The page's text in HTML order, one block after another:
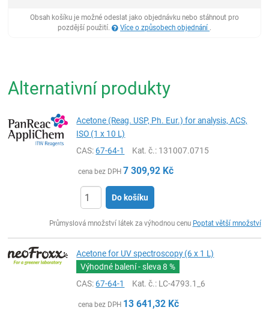
Obsah košíku je možné odeslat jako objednávku nebo stáhnout pro
pozdější použití.
Více o způsobech objednání .
Alternativní produkty
Acetone (Reag. USP, Ph. Eur.) for analysis, ACS,
ISO (1 x 10 L)
CAS:67-64-1 Kat. č.: 131007.0715
cena bez DPH 7 309,92 Kč
Do košíku
Průmyslová množství látek za výhodnou cenu Poptat větší množství
Acetone for UV spectroscopy (6 x 1 L)
Výhodné balení - sleva8 %
CAS:67-64-1 Kat. č.: LC-4793.1_6
cena bez DPH 13 641,32 Kč